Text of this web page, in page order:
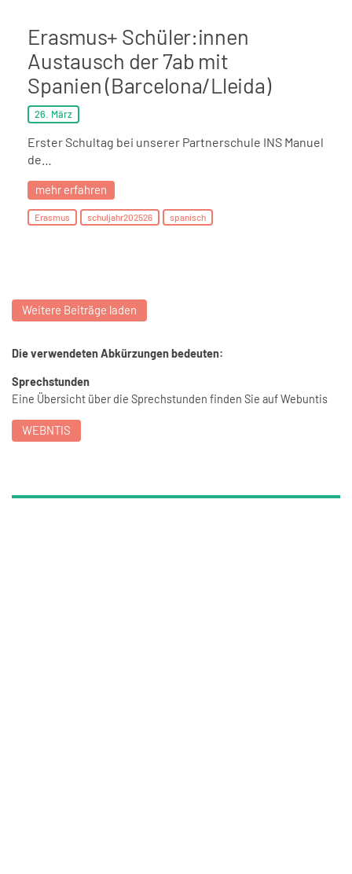
Erasmus+ Schüler:innen
Austausch der 7ab mit
Spanien (Barcelona/Lleida)
26. März
Erster Schultag bei unserer Partnerschule INS Manuel
de…
mehr erfahren
Erasmus schuljahr202526 spanisch
Weitere Beiträge laden
Die verwendeten Abkürzungen bedeuten:
Sprechstunden
Eine Übersicht über die Sprechstunden finden Sie auf Webuntis
WEBNTIS